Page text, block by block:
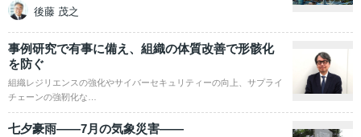
後藤 茂之
事例研究で有事に備え、組織の体質改善で形骸化
を防ぐ
組織レジリエンスの強化やサイバーセキュリティーの向上、サプライ
チェーンの強靭化な…
七夕豪雨――7月の気象災害――